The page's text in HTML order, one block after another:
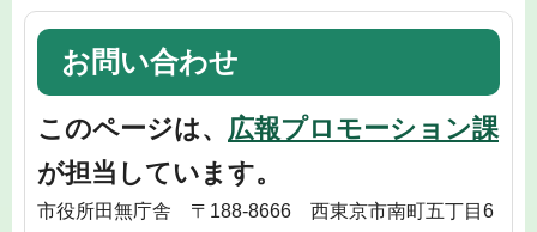
お問い合わせ
このページは、 広報プロモーション課
が担当しています。
市役所田無庁舎 〒188-8666 西東京市南町五丁目6